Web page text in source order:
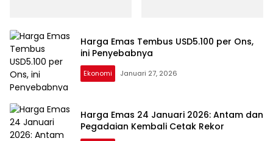
Harga Emas Tembus USD5.100 per Ons,
ini Penyebabnya
Ekonomi Januari 27, 2026
Harga Emas 24 Januari 2026: Antam dan
Pegadaian Kembali Cetak Rekor